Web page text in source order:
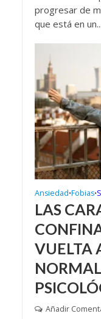
progresar de
que está en un...
Ansiedad•Fobias•
LAS
VUELTA
Añadir